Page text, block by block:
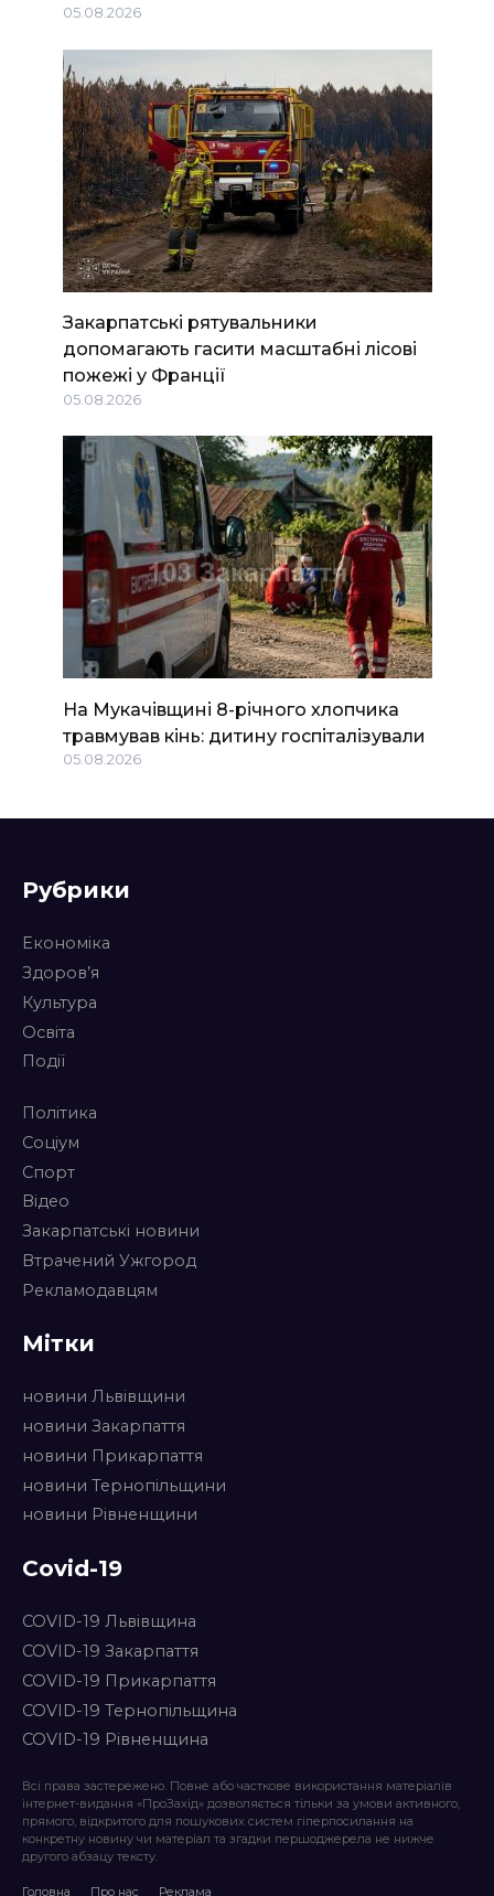
05.08.2026
Закарпатські рятувальники
допомагають гасити масштабні лісові
пожежі у Франції
05.08.2026
На Мукачівщині 8-річного хлопчика
травмував кінь: дитину госпіталізували
05.08.2026
Рубрики
Економіка
Здоров’я
Культура
Освіта
Події
Політика
Соціум
Спорт
Відео
Закарпатські новини
Втрачений Ужгород
Рекламодавцям
Мітки
новини Львівщини
новини Закарпаття
новини Прикарпаття
новини Тернопільщини
новини Рівненщини
Covid-19
COVID-19 Львівщина
COVID-19 Закарпаття
COVID-19 Прикарпаття
COVID-19 Тернопільщина
COVID-19 Рівненщина
Всі права застережено. Повне або часткове використання матеріалів
інтернет-видання «ПроЗахід» дозволяється тільки за умови активного,
прямого, відкритого для пошукових систем гіперпосилання на
конкретну новину чи матеріал та згадки першоджерела не нижче
другого абзацу тексту.
Головна Про нас Реклама